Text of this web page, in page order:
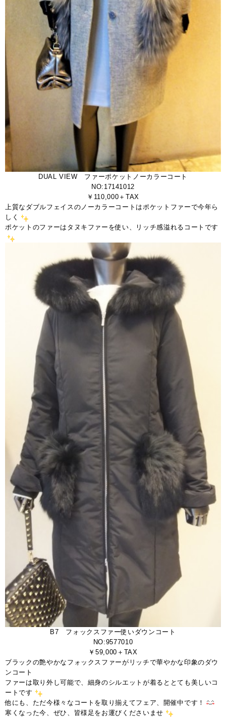
DUAL VIEW ファーポケットノーカラーコート
NO:17141012
￥110,000＋TAX
上質なダブルフェイスのノーカラーコートはポケットファーで今年ら
しく
ポケットのファーはタヌキファーを使い、リッチ感溢れるコートです
B7 フォックスファー使いダウンコート
NO:9577010
￥59,000＋TAX
ブラックの艶やかなフォックスファーがリッチで華やかな印象のダウ
ンコート
ファーは取り外し可能で、細身のシルエットが着るととても美しいコ
ートです
他にも、ただ今様々なコートを取り揃えてフェア、開催中です！
寒くなった今、ぜひ、皆様足をお運びくださいませ